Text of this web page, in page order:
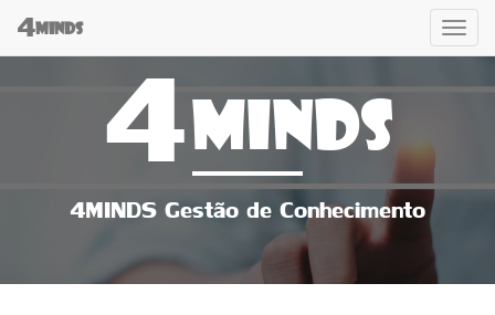
4MINDS 4MINDS
4MINDS Gestão de Conhecimento